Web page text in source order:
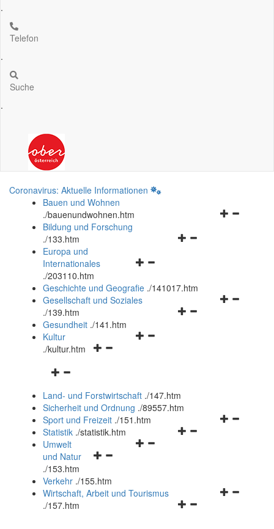
.
Telefon
.
Suche
.
Coronavirus: Aktuelle Informationen
Bauen und Wohnen
./bauenundwohnen.htm
Navigationsmenü
Bildung und Forschung
./133.htm
Navigationsmenü
und
schließen
Europa und
Internationales
./203110.htm
Geschichte und Geografie ./141017.htm
Navigationsmenü
Gesellschaft und Soziales
./139.htm
Navigationsmenü
Gesundheit ./141.htm
Navigationsmenü
Kultur
./kultur.htm
Navigationsmenü
und
schließen
Land- und Forstwirtschaft ./147.htm
Sicherheit und Ordnung ./89557.htm
Navigationsmenü
Sport und Freizeit ./151.htm
Navigationsmenü
Statistik ./statistik.htm
Navigationsmenü
und
schließen
Umwelt
und Natur
./153.htm
Verkehr ./155.htm
Navigationsmenü
Wirtschaft, Arbeit und Tourismus
./157.htm